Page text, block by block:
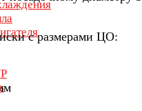
с размерами ЦО: